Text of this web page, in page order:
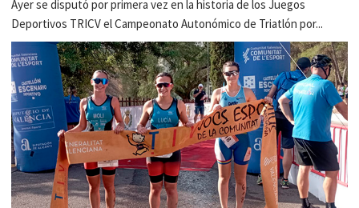
Ayer se disputó por primera vez en la historia de los Juegos
Deportivos TRICV el Campeonato Autonómico de Triatlón por...